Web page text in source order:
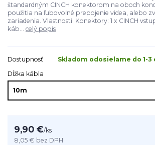
štandardným CINCH konektorom na oboch
použitia na ľubovoľné prepojenie videa, alebo
zariadenia. Vlastnosti: Konektory: 1 x CINCH
káb... celý popis
Dostupnosť
Skladom odosielame do 1-3
Dĺžka kábla
9,90 €/ks
8,05 € bez DPH